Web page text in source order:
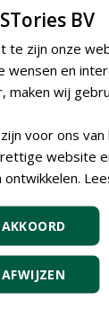
Wamel (fulltime)
2026, Dreumel
Nederland B.V.
zaden
2026, Ven-Zelderheide
bij
BV
te zijn onze
wensen en
maken wij
voor ons van
website
ontwikkelen.
AKKOORD
AFWIJZEN